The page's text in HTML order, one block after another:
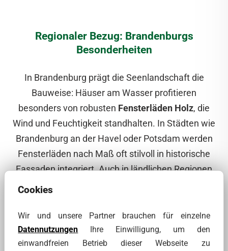
Regionaler Bezug: Brandenburgs
Besonderheiten
In Brandenburg prägt die Seenlandschaft die
Bauweise: Häuser am Wasser profitieren
besonders von robusten Fensterläden Holz, die
Wind und Feuchtigkeit standhalten. In Städten wie
Brandenburg an der Havel oder Potsdam werden
Fensterläden nach Maß oft stilvoll in historische
Fassaden integriert. Auch in ländlichen Regionen
sorgen Klappläden und Lamellenfensterläden für
Cookies
Wir und unsere Partner brauchen für einzelne
Datennutzungen Ihre Einwilligung, um den
einwandfreien Betrieb dieser Webseite zu